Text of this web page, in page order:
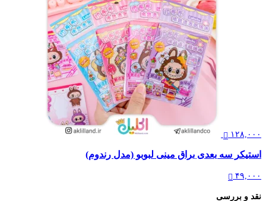
۱۲۸,۰۰۰
استیکر سه بعدی براق مینی لبوبو (مدل رندوم)
۴۹,۰۰۰
نقد و بررسی